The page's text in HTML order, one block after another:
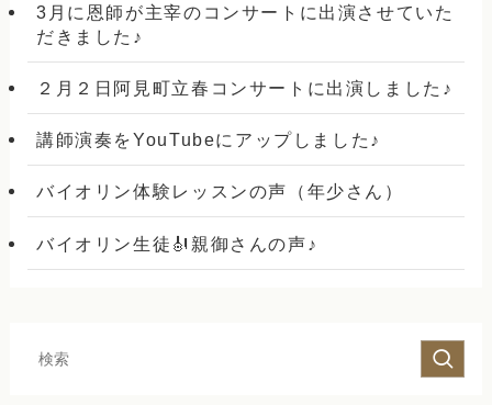
3月に恩師が主宰のコンサートに出演させていた
だきました♪
２月２日阿見町立春コンサートに出演しました♪
講師演奏をYouTubeにアップしました♪
バイオリン体験レッスンの声（年少さん）
バイオリン生徒🎻親御さんの声♪